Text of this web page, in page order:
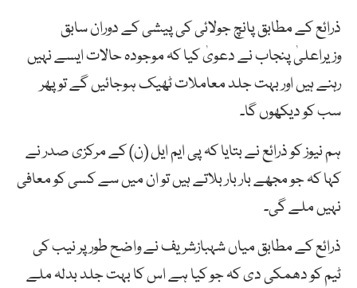
ذرائع کے مطابق پانچ جولائی کی پیشی کے دوران سابق
وزیراعلیٰ پنجاب نے دعویٰ کیا کہ موجودہ حالات ایسے نہیں
رہنے ہیں اور بہت جلد معاملات ٹھیک ہوجائیں گے تو پھر
سب کو دیکھوں گا۔
ہم نیوز کو ذرائع نے بتایا کہ پی ایم ایل (ن) کے مرکزی صدر نے
کہا کہ جو مجھے بار بار بلاتے ہیں تو ان میں سے کسی کو معافی
نہیں ملے گی۔
ذرائع کے مطابق میاں شہبازشریف نے واضح طور پر نیب کی
ٹیم کو دھمکی دی کہ جو کیا ہے اس کا بہت جلد بدلہ ملے